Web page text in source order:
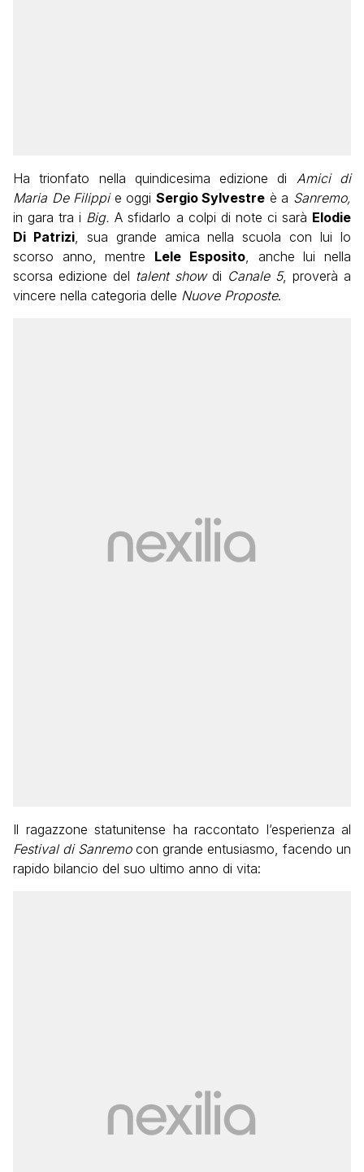
Ha trionfato nella quindicesima edizione di Amici di
Maria De Filippie oggi Sergio Sylvestre è a Sanremo,
in gara tra i Big. A sfidarlo a colpi di note ci sarà Elodie
Di Patrizi, sua grande amica nella scuola con lui lo
scorso anno, mentre Lele Esposito, anche lui nella
scorsa edizione del talent showdi Canale 5, proverà a
vincere nella categoria delle Nuove Proposte.
Il ragazzone statunitense ha raccontato l’esperienza al
Festival di Sanremocon grande entusiasmo, facendo un
rapido bilancio del suo ultimo anno di vita: